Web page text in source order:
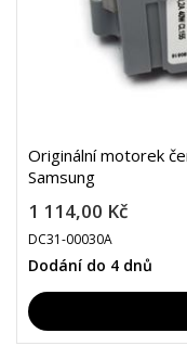
Originální motorek
Samsung
1 114,00 Kč
DC31-00030A
Dodání do 4 dnů